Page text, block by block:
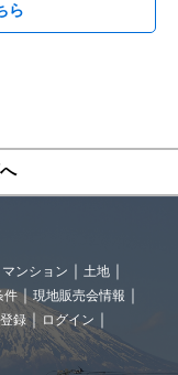
ら
マンション
土地
件
現地販売会情報
録 ログイン